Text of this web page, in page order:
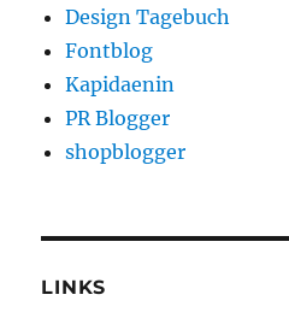
Design Tagebuch
Fontblog
Kapidaenin
PR Blogger
shopblogger
LINKS